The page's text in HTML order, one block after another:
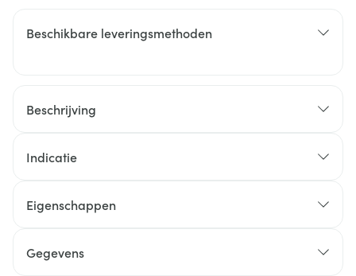
Beschikbare leveringsmethoden
Beschrijving
Indicatie
Eigenschappen
Gegevens